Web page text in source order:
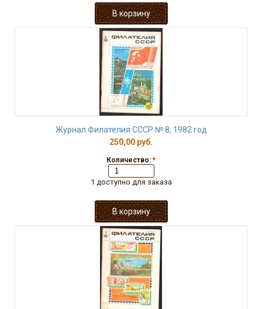
Журнал Филателия СССР № 8, 1982 год
250,00 руб.
Количество: *
1 доступно для заказа